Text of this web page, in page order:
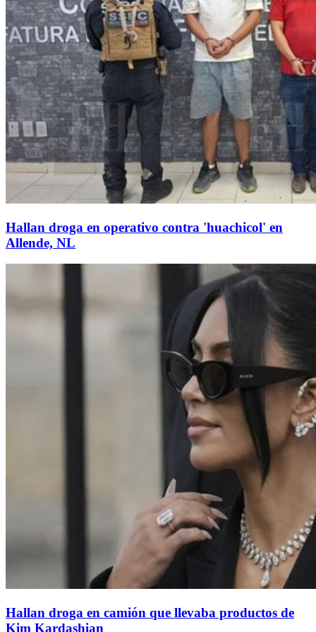
Hallan droga en operativo contra 'huachicol' en
Allende, NL
Hallan droga en camión que llevaba productos de
Kim Kardashian